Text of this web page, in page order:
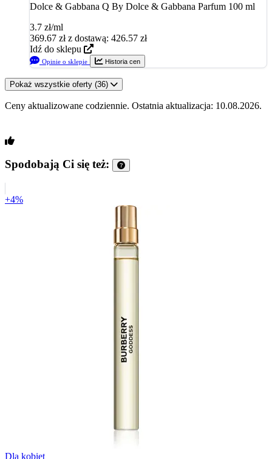
Dolce & Gabbana Q By Dolce & Gabbana Parfum 100 ml
3.7 zł/ml
369.67 zł z dostawą: 426.57 zł
Idź do sklepu
Opinie o sklepie Historia cen
Pokaż wszystkie oferty (36)
Ceny aktualizowane codziennie. Ostatnia aktualizacja: 10.08.2026.
Spodobają Ci się też:
+4%
Dla kobiet